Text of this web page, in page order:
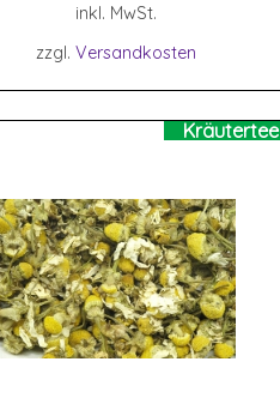
inkl. MwSt.
zzgl. Versandkosten
Kräutertee